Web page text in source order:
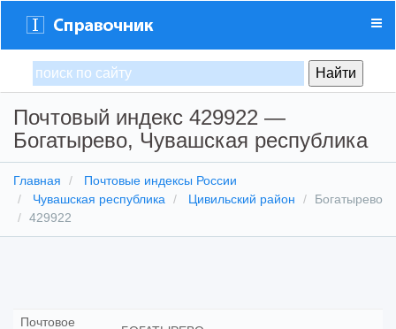
Почтовый индекс 429922 —
Богатырево, Чувашская республика
Главная
Почтовые индексы России
Чувашская республика
Цивильский район
Богатырево
429922
Почтовое